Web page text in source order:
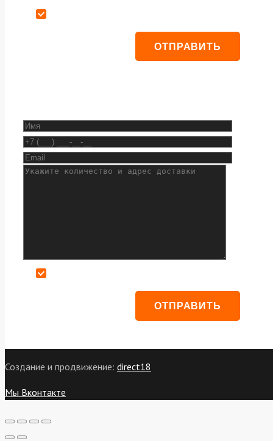
Создание и продвижение: direct18
Мы Вконтакте